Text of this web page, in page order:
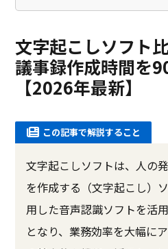
文字起こしソフト
議事録作成時間を
【2026年最新】
この記事で解説すること
文字起こしソフトは、人の
を作成する（文字起こし）
用した音声認識ソフトを活
となり、業務効率を大幅に